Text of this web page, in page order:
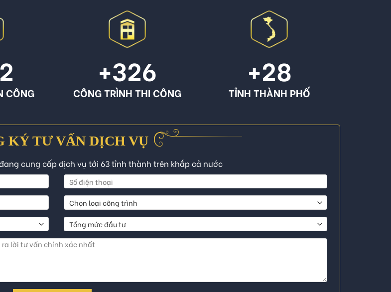
CÔNG
+326
CÔNG TRÌNH THI CÔNG
+28
TỈNH THÀNH PHỐ
KÝ TƯ VẤN DỊCH VỤ
đang cung cấp dịch vụ tới 63 tỉnh thành trên khắp cả nước